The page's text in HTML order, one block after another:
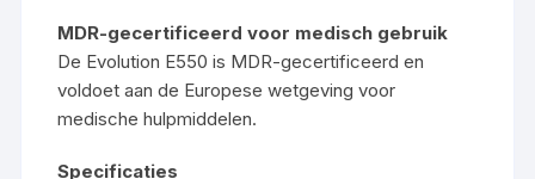
MDR-gecertificeerd voor medisch gebruik
De Evolution E550 is MDR-gecertificeerd en
voldoet aan de Europese wetgeving voor
medische hulpmiddelen.
Specificaties